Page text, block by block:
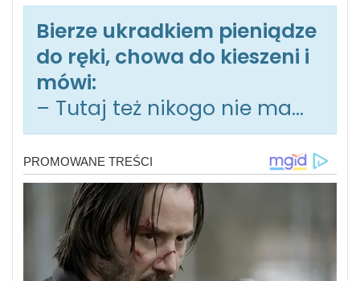
Bierze ukradkiem pieniądze
do ręki, chowa do kieszeni i
mówi:
– Tutaj też nikogo nie ma…